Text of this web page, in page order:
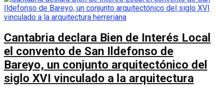
Cantabria declara Bien de Interés Local
el convento de San Ildefonso de
Bareyo, un conjunto arquitectónico del
siglo XVI vinculado a la arquitectura